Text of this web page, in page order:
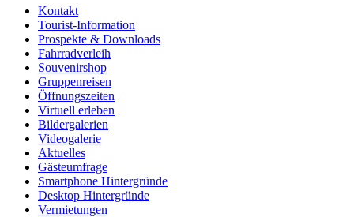
Kontakt
Tourist-Information
Prospekte & Downloads
Fahrradverleih
Souvenirshop
Gruppenreisen
Öffnungszeiten
Virtuell erleben
Bildergalerien
Videogalerie
Aktuelles
Gästeumfrage
Smartphone Hintergründe
Desktop Hintergründe
Vermietungen